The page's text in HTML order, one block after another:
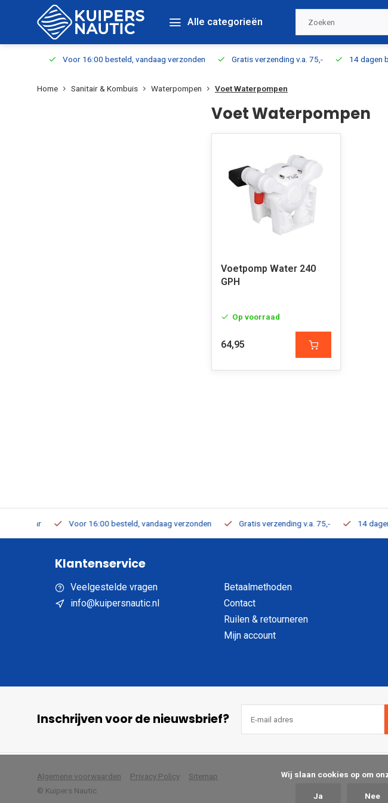
Alle categorieën
Voor 16:00 besteld, vandaag verzonden Gratis verzending v.a. 75,- 14 dagen
Home Sanitair & Kombuis Waterpompen Voet Waterpompen
Voet Waterpompen
Voetpomp Water 240
GPH
Op voorraad
64,95
Voor 16:00 besteld, vandaag verzonden Gratis verzending v.a. 75,- 14 dagen
Klantenservice
Veelgestelde vragen
info@kuipersnautic.nl
Betaalmethoden
Contact
Ruilen & retourneren
Mijn account
Inschrijven voor de nieuwsbrief?
Algemene voorwaarden Privacy Policy
Sitemap
© Kuipers Nautic
Ja Nee